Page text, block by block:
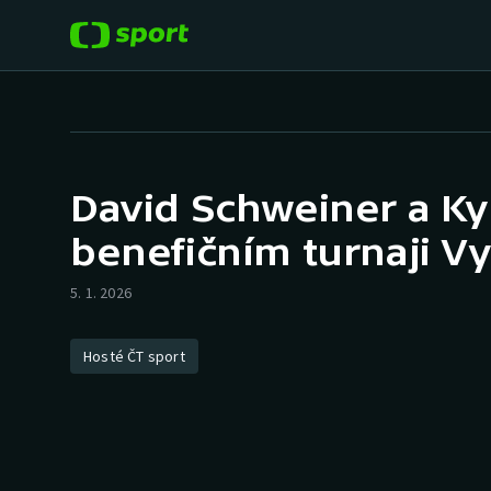
Hokej
Tenis
Cyklistika
Baseball a softbal
Basketbal
David Schweiner a
benefičním turnaji
5. 1. 2026
Hosté ČT sport